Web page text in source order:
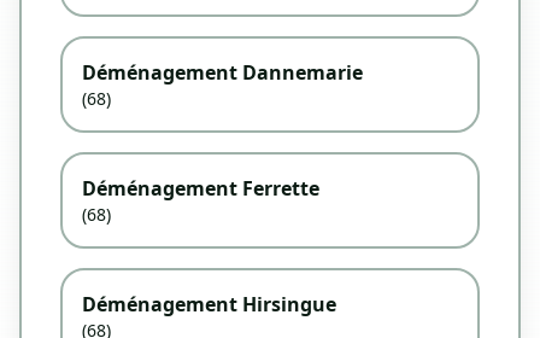
Déménagement Dannemarie
(68)
Déménagement Ferrette
(68)
Déménagement Hirsingue
(68)